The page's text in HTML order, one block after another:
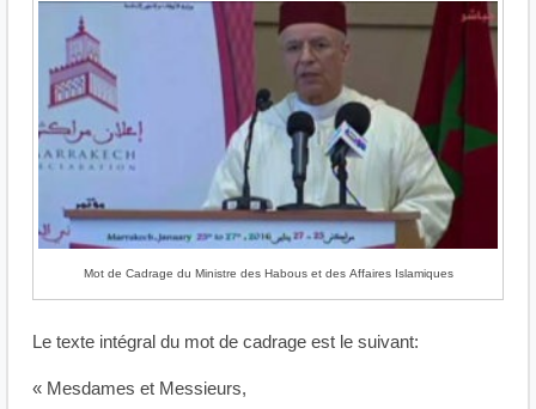
Mot de Cadrage du Ministre des Habous et des Affaires Islamiques
Le texte intégral du mot de cadrage est le suivant:
« Mesdames et Messieurs,